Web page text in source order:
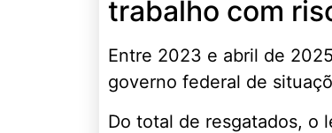
trabalho com
Entre 2023 e abril de
governo federal de
Do total de resgatados, o